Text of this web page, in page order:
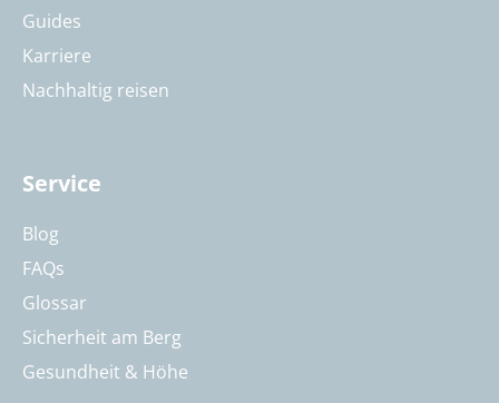
Guides
Karriere
Nachhaltig reisen
Service
Blog
FAQs
Glossar
Sicherheit am Berg
Gesundheit & Höhe